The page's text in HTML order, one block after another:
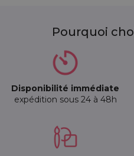
Pourquoi
Disponibilité immédiate
expédition sous 24 à 48h